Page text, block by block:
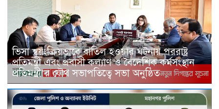
ভিসা স্বয়ংক্রিয়ভাবে বাতিল হওয়ার ঘটনায় পররাষ্ট্র
প্রতিমন্ত্রী এবং প্রবাসী কল্যাণ ও বৈদেশিক কর্মসংস্থান
প্রতিমন্ত্রী’র যৌথ সভাপতিত্বে সভা অনুষ্ঠিত